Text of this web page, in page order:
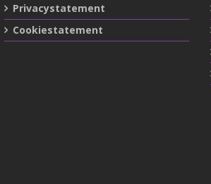
Privacystatement
Cookiestatement